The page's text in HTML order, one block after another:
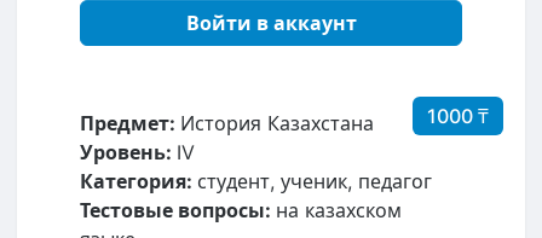
Войти в аккаунт
1000 ₸
Предмет: История Казахстана
Уровень: IV
Категория: студент, ученик, педагог
Тестовые вопросы: на казахском